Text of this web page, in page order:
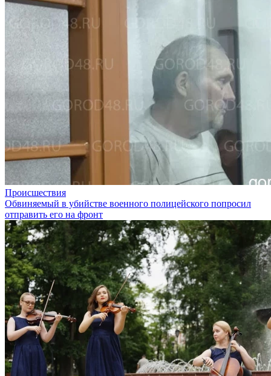
Происшествия
Обвиняемый в убийстве военного полицейского попросил
отправить его на фронт